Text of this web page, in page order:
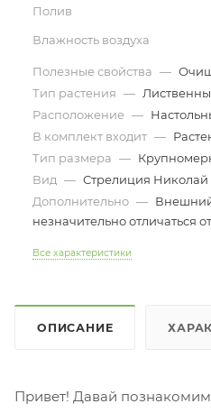
Полив
Влажность воздуха
Полезные свойства —
Тип растения —
Расположение —
В комплект входит —
Тип размера —
Вид — Стрелиция Николай
Дополнительно —
незначительно отличаться
Все характеристики
ОПИСАНИЕ
Привет! Давай